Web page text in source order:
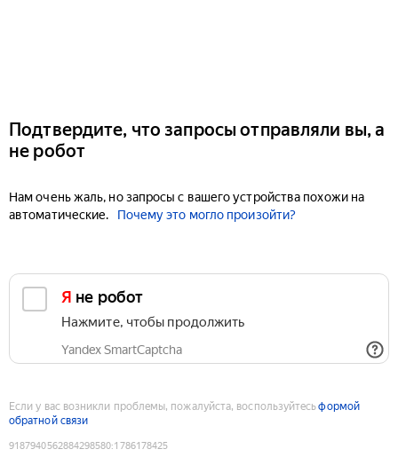
Подтвердите, что запросы отправляли вы, а
не робот
Нам очень жаль, но запросы с вашего устройства похожи на
автоматические.
Почему это могло произойти?
Я не робот
Нажмите, чтобы продолжить
Yandex SmartCaptcha
Если у вас возникли проблемы, пожалуйста, воспользуйтесьформой
обратной связи
9187940562884298580:1786178425